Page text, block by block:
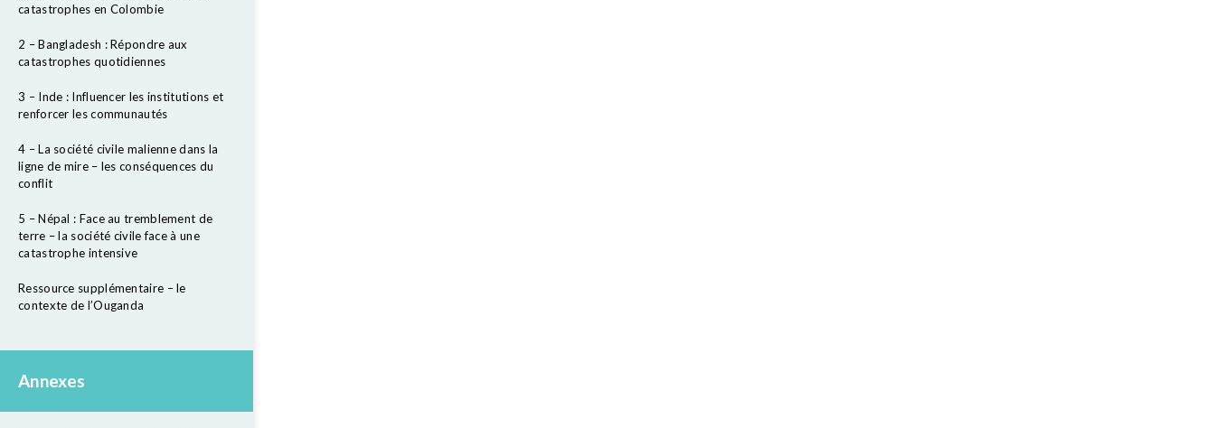
catastrophes en Colombie
2 – Bangladesh : Répondre aux
catastrophes quotidiennes
3 – Inde : Influencer les institutions et
renforcer les communautés
4 – La société civile malienne dans la
ligne de mire – les conséquences du
conflit
5 – Népal : Face au tremblement de
terre – la société civile face à une
catastrophe intensive
Ressource supplémentaire – le
contexte de l’Ouganda
Annexes